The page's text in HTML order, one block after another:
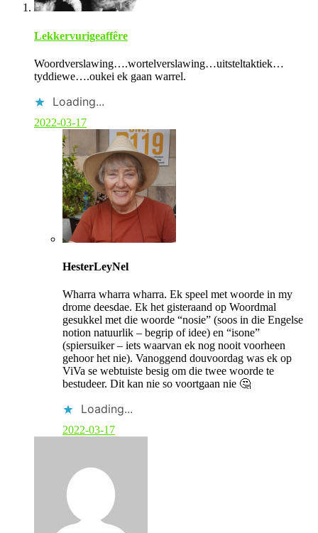
Lekkervurigeaffêre
Woordverslawing….wortelverslawing…uitsteltaktiek…
tyddiewe….oukei ek gaan warrel.
Loading...
2022-03-17
o
m
e
n
t
b
y
p
o
s
a
u
HesterLeyNel
Wharra wharra wharra. Ek speel met woorde in my
drome deesdae. Ek het gisteraand op Woordmal
gesukkel met die woorde “nosie” (soos in die Engelse
notion natuurlik – begrip of idee) en “isone”
(spiersuiker – iets waarvan ek nog nooit voorheen
gehoor het nie). Vanoggend douvoordag was ek op
ViVa se webtuiste besig om die twee woorde te
bestudeer. Dit kan nie so voortgaan nie 🤔
Loading...
2022-03-17